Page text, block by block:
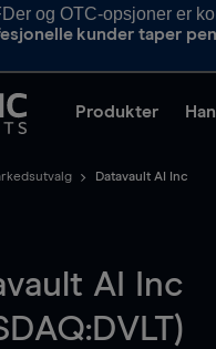
og OTC-opsjoner er
kunder taper
Produkter
Datavault AI Inc
AI Inc